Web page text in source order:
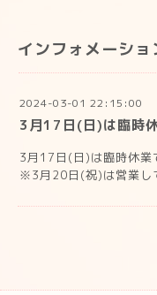
インフォメーショ
2024-03-01 22:15:00
3月17日(日)は臨時休
3月17日(日)は臨時休業
※3月20日(祝)は営業し